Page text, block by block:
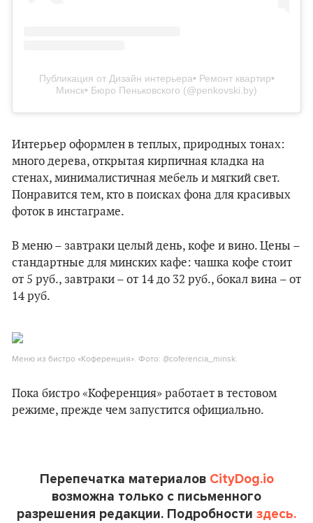
Публикация от Дизайн интерьера• Ремонт квартир•
Минск• Бюро Пеньковского (@penkovski.by)
Интерьер оформлен в теплых, природных тонах:
много дерева, открытая кирпичная кладка на
стенах, минималистичная мебель и мягкий свет.
Понравится тем, кто в поисках фона для красивых
фоток в инстаграме.
В меню – завтраки целый день, кофе и вино. Цены –
стандартные для минских кафе: чашка кофе стоит
от 5 руб., завтраки – от 14 до 32 руб., бокал вина – от
14 руб.
Меню из бистро «Коференция». Фото: @coferencia_minsk.
Пока бистро «Коференция» работает в тестовом
режиме, прежде чем запустится официально.
Перепечатка материалов CityDog.io
возможна только с письменного
разрешения редакции. Подробности здесь.